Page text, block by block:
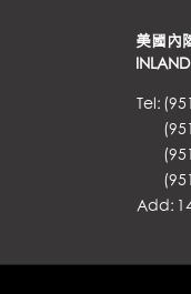
美國內
Tel:
Add: